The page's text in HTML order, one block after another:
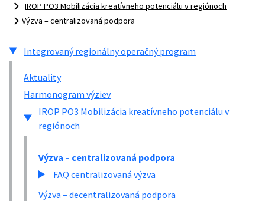
IROP PO3 Mobilizácia kreatívneho potenciálu v regiónoch
Výzva – centralizovaná podpora
Integrovaný regionálny operačný program
Aktuality
Harmonogram výziev
IROP PO3 Mobilizácia kreatívneho potenciálu v
regiónoch
Výzva – centralizovaná podpora
FAQ centralizovaná výzva
Výzva – decentralizovaná podpora